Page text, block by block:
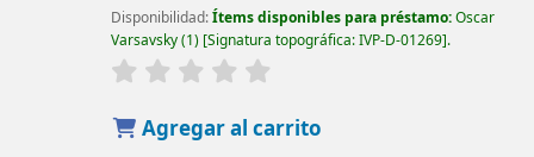
Disponibilidad:Ítems disponibles para préstamo:Oscar
Varsavsky(1) Signatura topográfica:IVP-D-01269 .
Agregar al carrito